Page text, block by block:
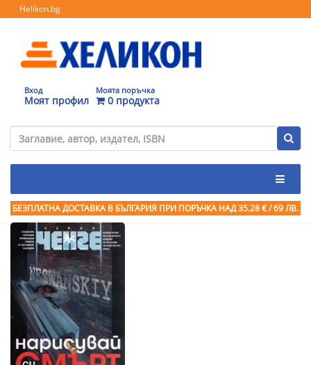
Helikon.bg
Вход
Моят профил
Моята поръчка
0 продукта
БЕЗПЛАТНА ДОСТАВКА В БЪЛГАРИЯ ПРИ ПОРЪЧКА НАД 35.28 € / 69 ЛВ.